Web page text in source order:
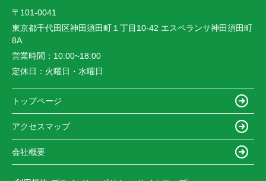
〒101-0041
東京都千代田区神田須田町１丁目10-42 エスペランサ神田須田町
8A
営業時間： 10:00~18:00
定休日： 火曜日・水曜日
トップページ
アクセスマップ
会社概要